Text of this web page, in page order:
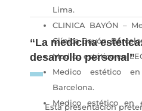
Lima.
CLINICA BAYÓN –
Clínica Bayón,
Medico estético en
Medico estético
Barcelona.
Medico estético en
“La medicina
desarrollo personal”
Esta presentación